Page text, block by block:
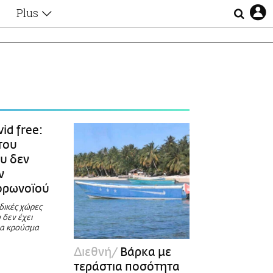
Plus
Οι Αθηναίοι
Lgbtqi+
free:
δεν
χώρες
έχει
κρούσμα
Διεθνή Βάρκα με
τεράστια ποσότητα